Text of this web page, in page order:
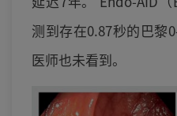
测到存在0.87秒的巴黎
医师也未看到。